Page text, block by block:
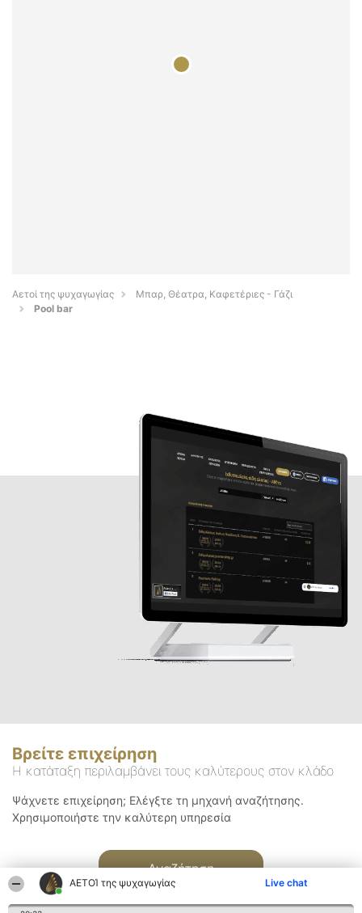
ΑΕΤΟΊ της ψυχαγωγίας Live chat
Αετοί της ψυχαγωγίας
Μπαρ, Θέατρα, Καφετέριες - Γάζι
Pool bar
Βρείτε επιχείρηση
Η κατάταξη περιλαμβάνει τους καλύτερους στον κλάδο
Ψάχνετε επιχείρηση; Ελέγξτε τη μηχανή αναζήτησης.
Χρησιμοποιήστε την καλύτερη υπηρεσία
Αναζήτηση